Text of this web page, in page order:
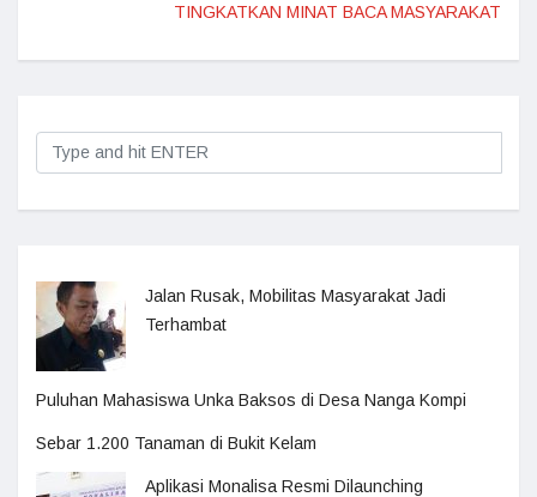
TINGKATKAN MINAT BACA MASYARAKAT
Jalan Rusak, Mobilitas Masyarakat Jadi
Terhambat
Puluhan Mahasiswa Unka Baksos di Desa Nanga Kompi
Sebar 1.200 Tanaman di Bukit Kelam
Aplikasi Monalisa Resmi Dilaunching